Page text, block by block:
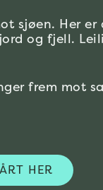
sjøen. Her er
og fjell.
frem mot
HER